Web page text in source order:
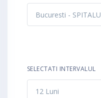
SELECTATI INTERVALUL